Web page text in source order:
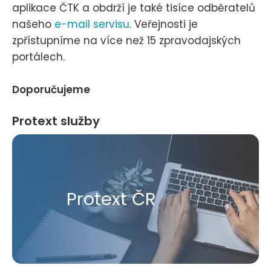
aplikace ČTK a obdrží je také tisíce odběratelů
našeho e-mail servisu. Veřejnosti je
zpřístupníme na více než 15 zpravodajských
portálech.
Doporučujeme
Protext služby
Protext ČR